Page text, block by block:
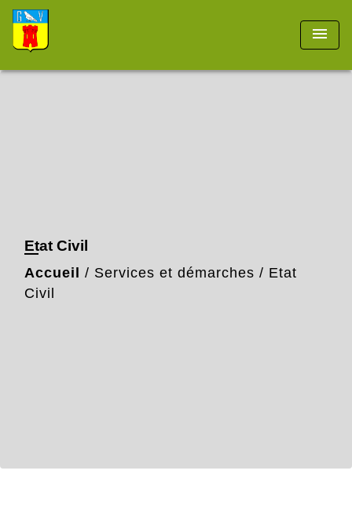
menu
Etat Civil
Accueil / Services et démarches / Etat
Civil